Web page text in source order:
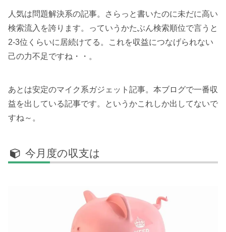
人気は問題解決系の記事。さらっと書いたのに未だに高い
検索流入を誇ります。っていうかたぶん検索順位で言うと
2-3位くらいに居続けてる。これを収益につなげられない
己の力不足ですね・・。
あとは安定のマイク系ガジェット記事。本ブログで一番収
益を出している記事です。というかこれしか出してないで
すね～。
今月度の収支は